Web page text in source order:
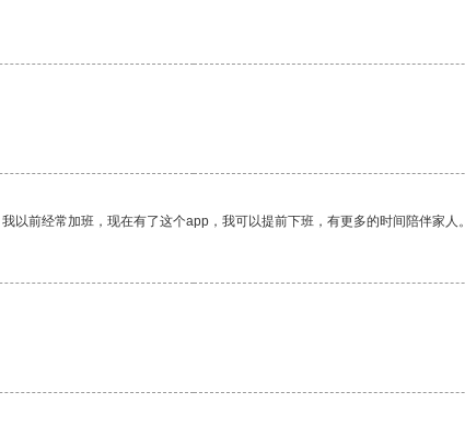
前经常加班，现在有了这个app，我可以提前下班，有更多的时间陪伴家人。